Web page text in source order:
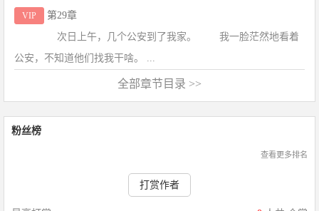
VIP
第29章
次日上午，几个公安到了我家。 我一脸茫然地看着
公安，不知道他们找我干啥。 ...
全部章节目录 >>
粉丝榜
查看更多排名
打赏作者